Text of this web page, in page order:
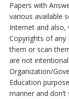
Papers with
various available
Internet and
Copyrights of any
them or scan
are not
Organization/
Education
manner and